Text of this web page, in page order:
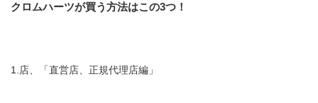
クロムハーツが買う方法はこの3つ！
1.店、「直営店、正規代理店編」